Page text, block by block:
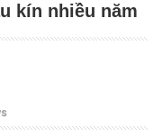
kín nhiều năm